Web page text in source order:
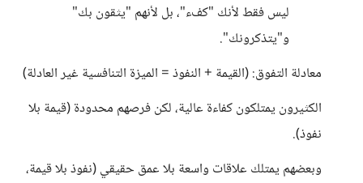
ليس فقط لأنك "كفء"، بل لأنهم "يثقون بك"
و"يتذكرونك".
معادلة التفوق: (القيمة + النفوذ = الميزة التنافسية غير العادلة)
الكثيرون يمتلكون كفاءة عالية، لكن فرصهم محدودة (قيمة بلا
نفوذ).
وبعضهم يمتلك علاقات واسعة بلا عمق حقيقي (نفوذ بلا قيمة،